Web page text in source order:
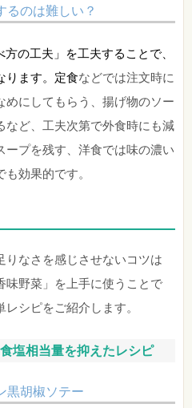
るのは難しい？
の工夫」を工夫することで、
ます。 定食などでは注文時に
めにしてもらう、揚げ物のソー
など、工夫次第で外食時にも減
ープを残す、洋食では味の濃い
効果的です。
りなさを感じさせないコツは
味野菜」を上手に使うことで
シピをご紹介します。
塩相当量を抑えたレシピ
黒胡椒ソテー